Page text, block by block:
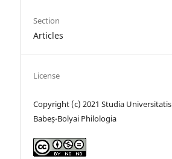
Section
Articles
License
Copyright (c) 2021 Studia Universitatis
Babeș-Bolyai Philologia